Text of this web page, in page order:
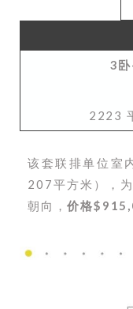
3
2223
该套联排单位室
207平方米），
朝向，价格